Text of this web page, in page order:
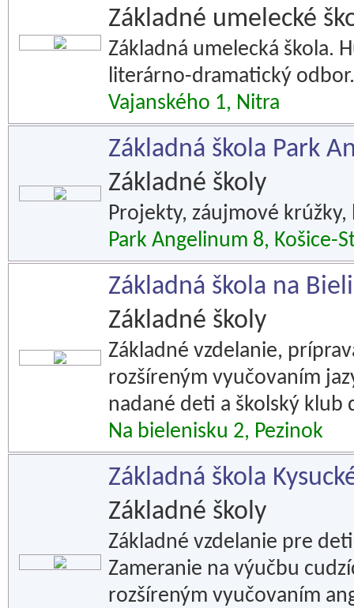
Základné umelecké
Základná umelecká škola.
literárno-dramatický odbor.
Vajanského 1, Nitra
Základná škola Park
Základné školy
Projekty, záujmové krúžky,
Park Angelinum 8, Košice-
Základná škola na
Základné školy
Základné vzdelanie,
rozšíreným vyučovaním
nadané deti a školský klub
Na bielenisku 2, Pezinok
Základná škola
Základné školy
Základné vzdelanie pre
Zameranie na výučbu
rozšíreným vyučovaním